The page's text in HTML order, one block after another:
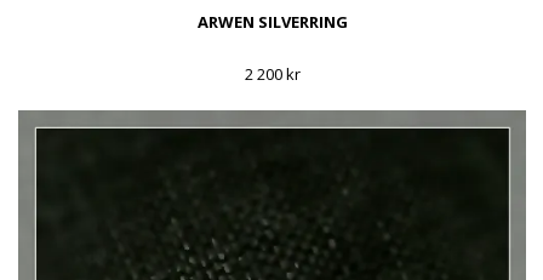
ARWEN SILVERRING
2 200 kr